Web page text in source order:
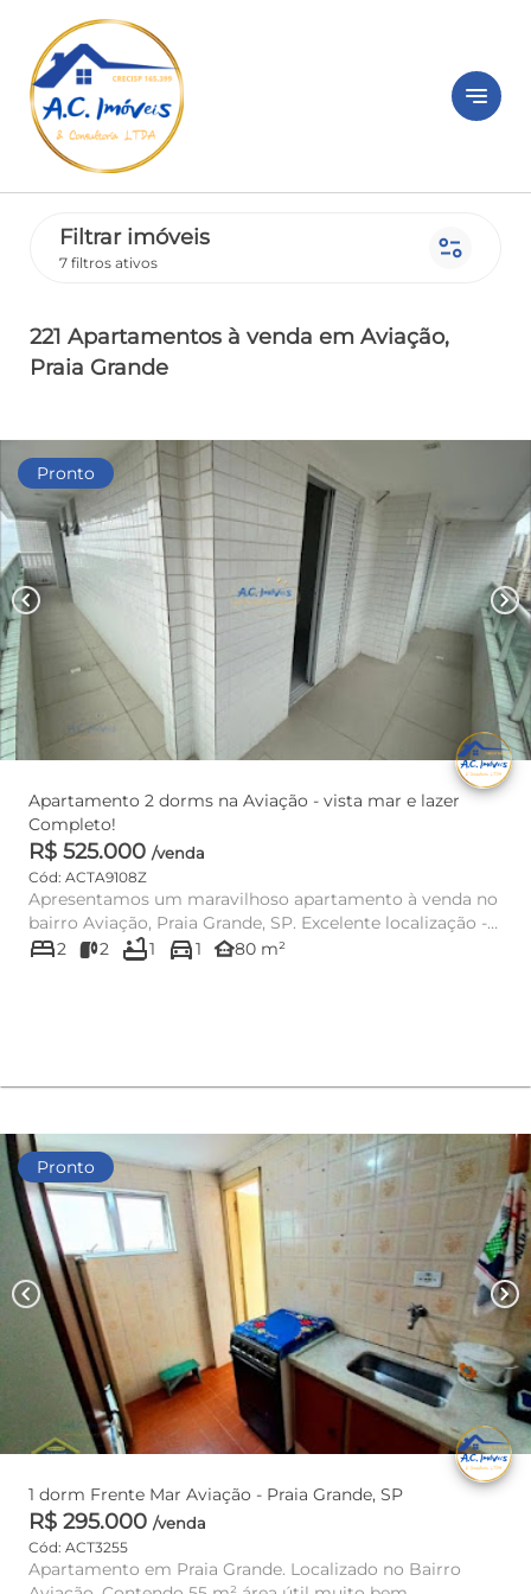
notes
Filtrar imóveis
7 filtros ativos page_info
221 Apartamentos à venda em Aviação,
Praia Grande
Pronto
chevron_left chevron_right
Apartamento 2 dorms na Aviação - vista mar e lazer
Completo!
R$ 525.000 /venda
Cód: ACTA9108Z
Apresentamos um maravilhoso apartamento à venda no
bairro Aviação, Praia Grande, SP. Excelente localização -
Apenas 100m...
bed2 2 bathtub1 directions_car1 other_houses80 m²
Pronto
chevron_left chevron_right
1 dorm Frente Mar Aviação - Praia Grande, SP
R$ 295.000 /venda
Cód: ACT3255
Apartamento em Praia Grande. Localizado no Bairro